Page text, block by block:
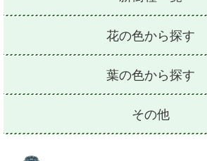
花の色から探す
葉の色から探す
その他